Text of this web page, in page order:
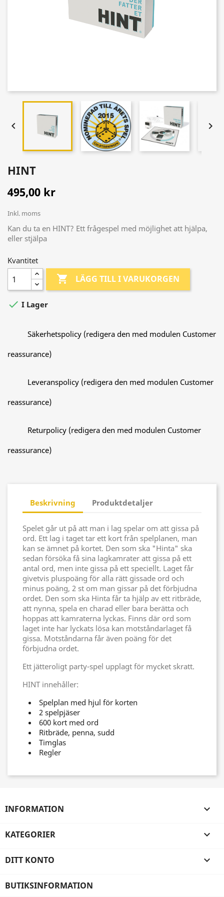
 
HINT
495,00 kr
Inkl. moms
Kan du ta en HINT? Ett frågespel med möjlighet att hjälpa,
eller stjälpa
Kvantitet
 LÄGG TILL I VARUKORGEN
 I Lager
Säkerhetspolicy (redigera den med modulen Customer
reassurance)
Leveranspolicy (redigera den med modulen Customer
reassurance)
Returpolicy (redigera den med modulen Customer
reassurance)
Beskrivning Produktdetaljer
Spelet går ut på att man i lag spelar om att gissa på
ord. Ett lag i taget tar ett kort från spelplanen, man
kan se ämnet på kortet. Den som ska "Hinta" ska
sedan försöka få sina lagkamrater att gissa på ett
antal ord, men inte gissa på ett speciellt. Laget får
givetvis pluspoäng för alla rätt gissade ord och
minus poäng, 2 st om man gissar på det förbjudna
ordet. Den som ska Hinta får ta hjälp av ett ritbräde,
att nynna, spela en charad eller bara berätta och
hoppas att kamraterna lyckas. Finns där ord som
laget inte har lyckats lösa kan motståndarlaget få
gissa. Motståndarna får även poäng för det
förbjudna ordet.
Ett jätteroligt party-spel upplagt för mycket skratt.
HINT innehåller:
Spelplan med hjul för korten
2 spelpjäser
600 kort med ord
Ritbräde, penna, sudd
Timglas
Regler
INFORMATION 
KATEGORIER 
DITT KONTO 
BUTIKSINFORMATION